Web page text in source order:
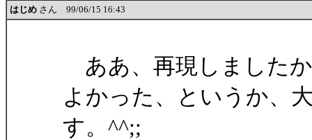
はじめ さん 99/06/15 16:43
ああ、再現しました
よかった、というか、
す。^^;;